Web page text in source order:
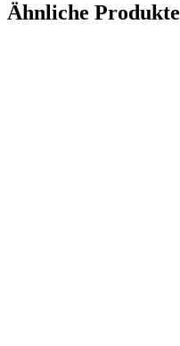
Ähnliche Produkte